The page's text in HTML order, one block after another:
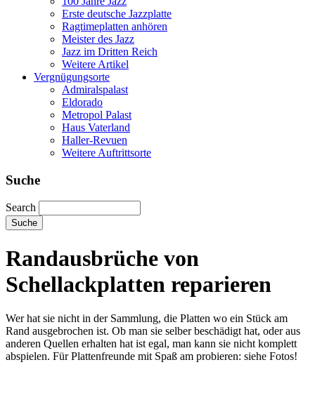
Erste deutsche Jazzplatte
Ragtimeplatten anhören
Meister des Jazz
Jazz im Dritten Reich
Weitere Artikel
Vergnügungsorte
Admiralspalast
Eldorado
Metropol Palast
Haus Vaterland
Haller-Revuen
Weitere Auftrittsorte
Suche
Search
Randausbrüche von
Schellackplatten reparieren
Wer hat sie nicht in der Sammlung, die Platten wo ein Stück am
Rand ausgebrochen ist. Ob man sie selber beschädigt hat, oder aus
anderen Quellen erhalten hat ist egal, man kann sie nicht komplett
abspielen. Für Plattenfreunde mit Spaß am probieren: siehe Fotos!